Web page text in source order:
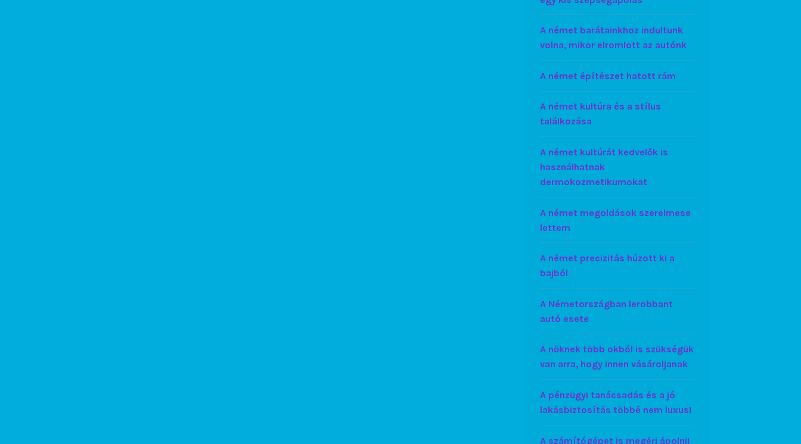
A német barátainkhoz indultunk
volna, mikor elromlott az autónk
A német építészet hatott rám
A német kultúra és a stílus
találkozása
A német kultúrát kedvelők is
használhatnak
dermokozmetikumokat
A német megoldások szerelmese
lettem
A német precizitás húzott ki a
bajból
A Németországban lerobbant
autó esete
A nőknek több okból is szükségük
van arra, hogy innen vásároljanak
A pénzügyi tanácsadás és a jó
lakásbiztosítás többé nem luxus!
A számítógépet is megéri ápolni!